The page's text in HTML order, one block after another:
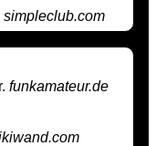
simpleclub.com
funkamateur.de